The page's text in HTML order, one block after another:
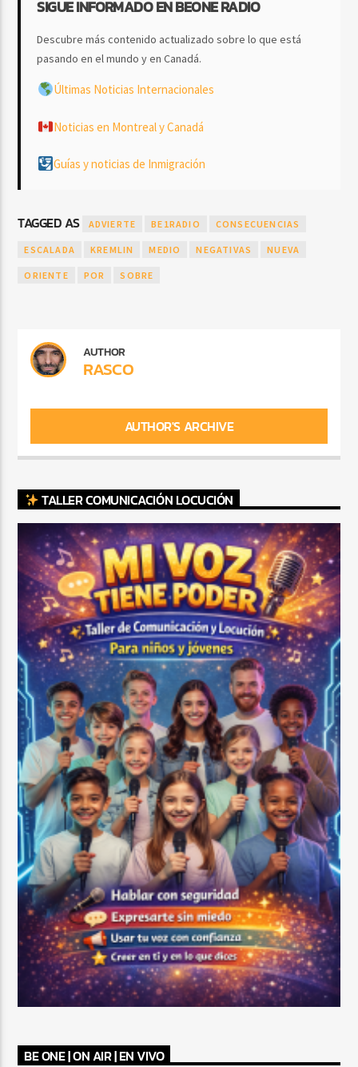
SIGUE INFORMADO EN BEONE RADIO
Descubre más contenido actualizado sobre lo que está
pasando en el mundo y en Canadá.
Últimas Noticias Internacionales
Noticias en Montreal y Canadá
Guías y noticias de Inmigración
TAGGED AS ADVIERTE BE1RADIO CONSECUENCIAS
ESCALADA KREMLIN MEDIO NEGATIVAS NUEVA
ORIENTE POR SOBRE
AUTHOR
RASCO
AUTHOR'S ARCHIVE
TALLER COMUNICACIÓN LOCUCIÓN
BE ONE | ON AIR | EN VIVO